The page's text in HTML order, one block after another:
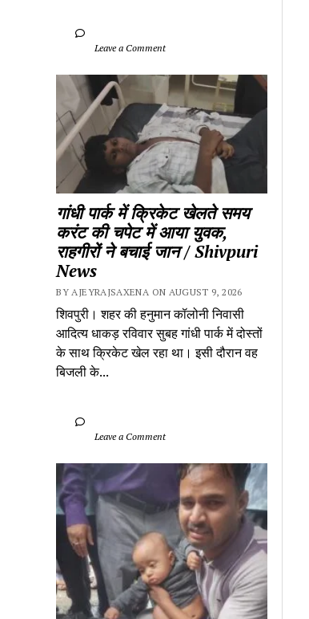
गांधी पार्क में क्रिकेट खेलते समय
करंट की चपेट में आया युवक,
राहगीरों ने बचाई जान / Shivpuri
News
BY AJEYRAJSAXENA ON AUGUST 9, 2026
शिवपुरी। शहर की हनुमान कॉलोनी निवासी
आदित्य धाकड़ रविवार सुबह गांधी पार्क में दोस्तों
के साथ क्रिकेट खेल रहा था। इसी दौरान वह
बिजली के...